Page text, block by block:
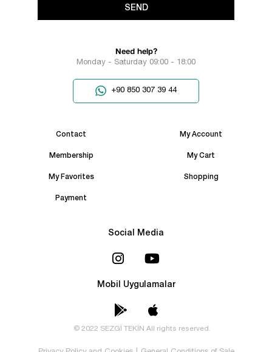
SEND
Need help?
Monday - Saturday 09:00 - 18:00
+90 850 307 39 44
Contact My Account
Membership My Cart
My Favorites Shopping
Payment
Social Media
Mobil Uygulamalar
© 2022 SEZGİ TEKİN All rights reserved.